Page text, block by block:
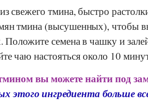
свежего тмина, быстро
тмина (высушенных), чтобы
Положите семена в чашку и
чаю настояться около 10
вы можете найти под
этого ингредиента больше